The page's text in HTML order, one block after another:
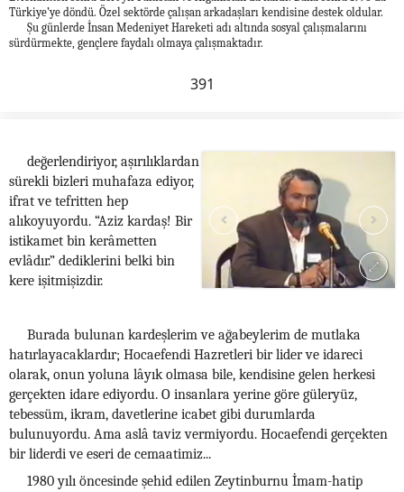
Türkiye’ye döndü. Özel sektörde çalışan arkadaşları kendisine destek oldular.
Şu günlerde İnsan Medeniyet Hareketi adı altında sosyal çalışmalarını
sürdürmekte, gençlere faydalı olmaya çalışmaktadır.
391
değerlendiriyor, aşırılıklardan
sürekli bizleri muhafaza ediyor,
ifrat ve tefritten hep
alıkoyuyordu. “Aziz kardaş! Bir
istikamet bin kerâmetten
evlâdır.” dediklerini belki bin
kere işitmişizdir.
Burada bulunan kardeşlerim ve ağabeylerim de mutlaka
hatırlayacaklardır; Hocaefendi Hazretleri bir lider ve idareci
olarak, onun yoluna lâyık olmasa bile, kendisine gelen herkesi
gerçekten idare ediyordu. O insanlara yerine göre güleryüz,
tebessüm, ikram, davetlerine icabet gibi durumlarda
bulunuyordu. Ama aslâ taviz vermiyordu. Hocaefendi gerçekten
bir liderdi ve eseri de cemaatimiz...
1980 yılı öncesinde şehid edilen Zeytinburnu İmam-hatip